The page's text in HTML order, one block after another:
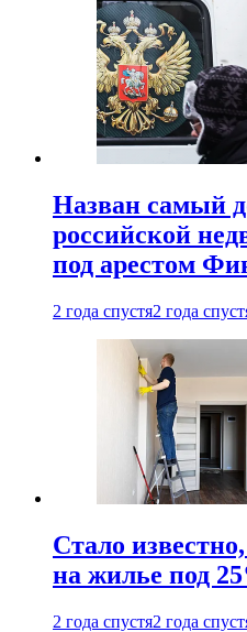
Назван самый
российской
под арестом
2 года спустя2 года
Стало
на жилье под
2 года спустя2 года